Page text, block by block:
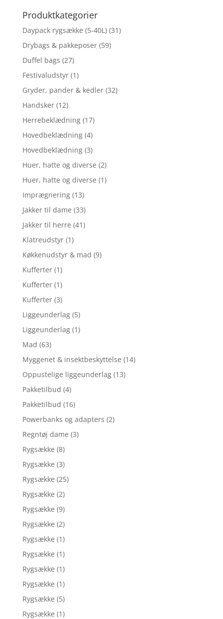
Produktkategorier
Daypack rygsække (5-40L) (31)
Drybags & pakkeposer (59)
Duffel bags (27)
Festivaludstyr (1)
Gryder, pander & kedler (32)
Handsker (12)
Herrebeklædning (17)
Hovedbeklædning (4)
Hovedbeklædning (3)
Huer, hatte og diverse (2)
Huer, hatte og diverse (1)
Imprægnering (13)
Jakker til dame (33)
Jakker til herre (41)
Klatreudstyr (1)
Køkkenudstyr & mad (9)
Kufferter (1)
Kufferter (1)
Kufferter (3)
Liggeunderlag (5)
Liggeunderlag (1)
Mad (63)
Myggenet & insektbeskyttelse (14)
Oppustelige liggeunderlag (13)
Pakketilbud (4)
Pakketilbud (16)
Powerbanks og adapters (2)
Regntøj dame (3)
Rygsække (8)
Rygsække (3)
Rygsække (25)
Rygsække (2)
Rygsække (9)
Rygsække (2)
Rygsække (1)
Rygsække (1)
Rygsække (1)
Rygsække (1)
Rygsække (5)
Rygsække (1)